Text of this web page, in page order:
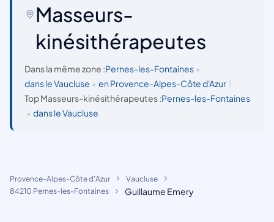
Masseurs-
kinésithérapeutes
Dans la même zone :Pernes-les-Fontaines •
dans le Vaucluse • en Provence-Alpes-Côte d'Azur
Top Masseurs-kinésithérapeutes :Pernes-les-Fontaines
• dans le Vaucluse
Provence-Alpes-Côte d'Azur
Vaucluse
84210 Pernes-les-Fontaines
Guillaume Emery